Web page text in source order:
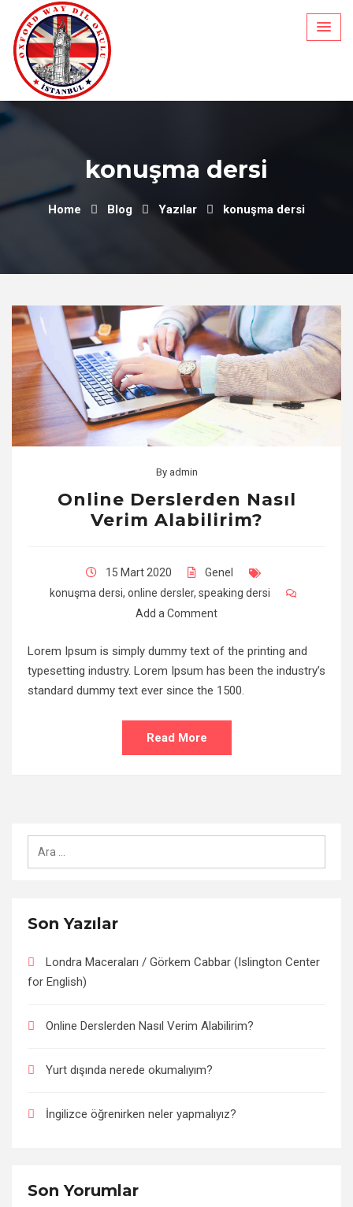
content
konuşma dersi
Home Blog Yazılar konuşma dersi
By admin
Online Derslerden Nasıl
Verim Alabilirim?
15 Mart 2020
Genel
konuşma dersi, online dersler, speaking dersi
Add a Comment
Lorem Ipsum is simply dummy text of the printing and
typesetting industry. Lorem Ipsum has been the industry’s
standard dummy text ever since the 1500.
Read More
Arama:
Son Yazılar
Londra Maceraları / Görkem Cabbar (Islington Center
for English)
Online Derslerden Nasıl Verim Alabilirim?
Yurt dışında nerede okumalıyım?
İngilizce öğrenirken neler yapmalıyız?
Son Yorumlar